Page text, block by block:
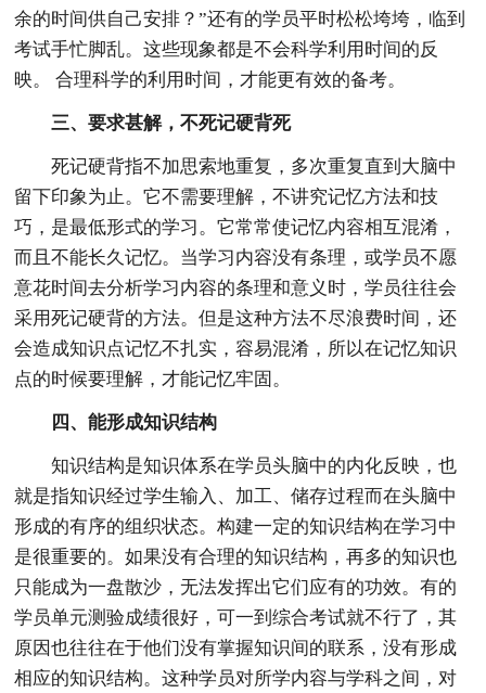
余的时间供自己安排？”还有的学员平时松松垮垮，临到
考试手忙脚乱。这些现象都是不会科学利用时间的反
映。 合理科学的利用时间，才能更有效的备考。
三、要求甚解，不死记硬背死
死记硬背指不加思索地重复，多次重复直到大脑中
留下印象为止。它不需要理解，不讲究记忆方法和技
巧，是最低形式的学习。它常常使记忆内容相互混淆，
而且不能长久记忆。当学习内容没有条理，或学员不愿
意花时间去分析学习内容的条理和意义时，学员往往会
采用死记硬背的方法。但是这种方法不尽浪费时间，还
会造成知识点记忆不扎实，容易混淆，所以在记忆知识
点的时候要理解，才能记忆牢固。
四、能形成知识结构
知识结构是知识体系在学员头脑中的内化反映，也
就是指知识经过学生输入、加工、储存过程而在头脑中
形成的有序的组织状态。构建一定的知识结构在学习中
是很重要的。如果没有合理的知识结构，再多的知识也
只能成为一盘散沙，无法发挥出它们应有的功效。有的
学员单元测验成绩很好，可一到综合考试就不行了，其
原因也往往在于他们没有掌握知识间的联系，没有形成
相应的知识结构。这种学员对所学内容与学科之间，对